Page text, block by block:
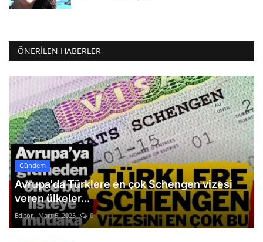
ÖNERILEN HABERLER
Gündem
Avrupa'da Türklere en çok Schengen vizesi
veren ülkeler...
Editör Mart 5, 2025 0